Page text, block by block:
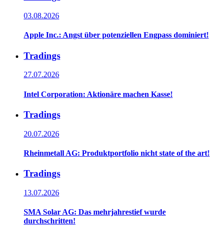
03.08.2026
Apple Inc.: Angst über potenziellen Engpass dominiert!
Tradings
27.07.2026
Intel Corporation: Aktionäre machen Kasse!
Tradings
20.07.2026
Rheinmetall AG: Produktportfolio nicht state of the art!
Tradings
13.07.2026
SMA Solar AG: Das mehrjahrestief wurde
durchschritten!